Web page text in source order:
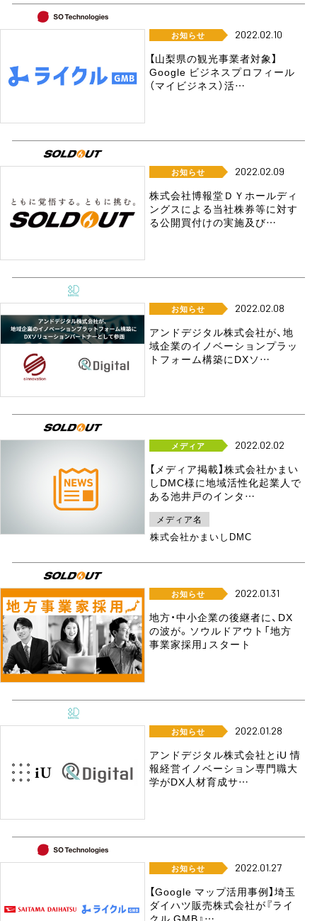
お知らせ 2022.02.10
【山梨県の観光事業者対象】
Google ビジネスプロフィール
（マイビジネス）活…
お知らせ 2022.02.09
株式会社博報堂ＤＹホールディ
ングスによる当社株券等に対す
る公開買付けの実施及び…
お知らせ 2022.02.08
アンドデジタル株式会社が、地
域企業のイノベーションプラッ
トフォーム構築にDXソ…
メディア 2022.02.02
【メディア掲載】株式会社かまい
しDMC様に地域活性化起業人で
ある池井戸のインタ…
メディア名
株式会社かまいしDMC
お知らせ 2022.01.31
地方・中小企業の後継者に、DX
の波が。ソウルドアウト「地方
事業家採用」スタート
お知らせ 2022.01.28
アンドデジタル株式会社とiU 情
報経営イノベーション専門職大
学がDX人材育成サ…
お知らせ 2022.01.27
【Google マップ活用事例】埼玉
ダイハツ販売株式会社が『ライ
クル GMB』…